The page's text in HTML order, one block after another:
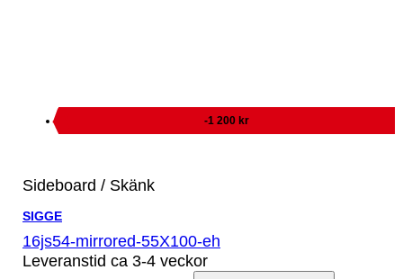
-1 200 kr
Sideboard / Skänk
SIGGE
16js54-mirrored-55X100-eh
Leveranstid ca 3-4 veckor